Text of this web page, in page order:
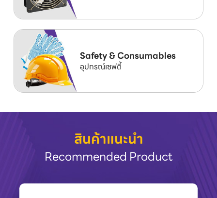
Safety & Consumables
อุปกรณ์เซฟตี้
สินค้าแนะนำ
Recommended Product